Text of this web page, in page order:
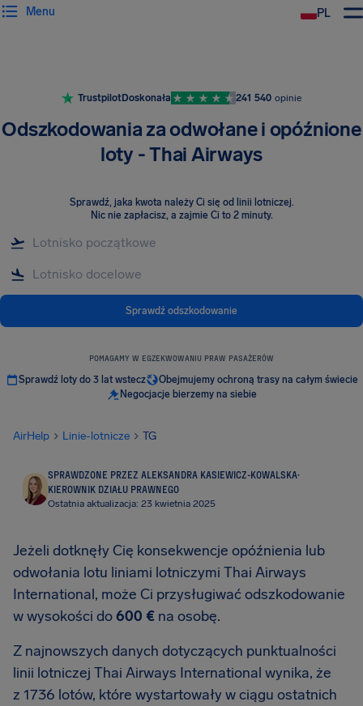
PL
Menu
TrustpilotDoskonała 241 540 opinie
Odszkodowania za odwołane i opóźnione
loty - Thai Airways
Sprawdź, jaka kwota należy Ci się od linii lotniczej.
Nic nie zapłacisz, a zajmie Ci to 2 minuty.
Sprawdź odszkodowanie
POMAGAMY W EGZEKWOWANIU PRAW PASAŻERÓW
Sprawdź loty do 3 lat wstecz
Obejmujemy ochroną trasy na całym świecie
Negocjacje bierzemy na siebie
AirHelp Linie-lotnicze TG
SPRAWDZONE PRZEZ ALEKSANDRA KASIEWICZ-KOWALSKA·
KIEROWNIK DZIAŁU PRAWNEGO
Ostatnia aktualizacja: 23 kwietnia 2025
Jeżeli dotknęły Cię konsekwencje opóźnienia lub
odwołania lotu liniami lotniczymi Thai Airways
International, może Ci przysługiwać odszkodowanie
w wysokości do600 € na osobę.
Z najnowszych danych dotyczących punktualności
linii lotniczej Thai Airways International wynika, że
z 1736 lotów, które wystartowały w ciągu ostatnich